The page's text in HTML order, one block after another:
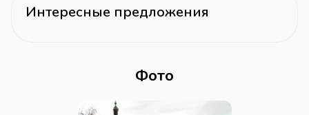
Интересные предложения
Фото